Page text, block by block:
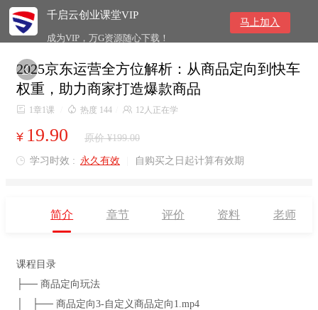
千启云创业课堂VIP
成为VIP，万G资源随心下载！
马上加入

2025京东运营全方位解析：从商品定向到快车
权重，助力商家打造爆款商品
 1章1课  热度 144  12人正在学
¥ 19.90 原价 ¥199.00
 学习时效 : 永久有效 自购买之日起计算有效期
简介 章节 评价 资料 老师
课程目录
├── 商品定向玩法
│ ├── 商品定向3-自定义商品定向1.mp4